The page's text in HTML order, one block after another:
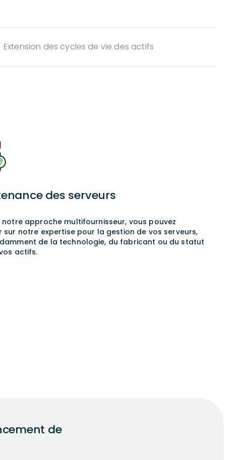
Extension des cycles de vie des actifs
des serveurs
notre approche multifournisseur, vous pouvez
sur notre expertise pour la gestion de vos serveurs,
de la technologie, du fabricant ou du statut
actifs.
de